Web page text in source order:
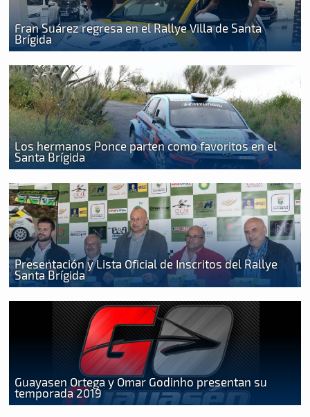
Fran Suárez regresa en el Rallye Villa de Santa
Brígida
Los hermanos Ponce parten como favoritos en el
Santa Brígida
Presentación y Lista Oficial de Inscritos del Rallye
Santa Brígida
Guayasen Ortega y Omar Godinho presentan su
temporada 2019